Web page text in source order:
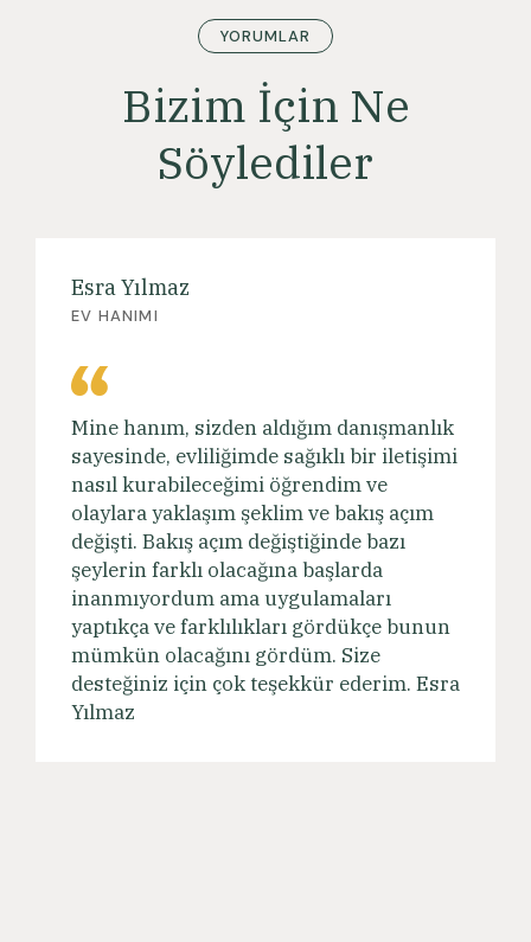
YORUMLAR
Bizim İçin Ne
Söylediler
Esra Yılmaz
EV HANIMI
Mine hanım, sizden aldığım danışmanlık
sayesinde, evliliğimde sağıklı bir iletişimi
nasıl kurabileceğimi öğrendim ve
olaylara yaklaşım şeklim ve bakış açım
değişti. Bakış açım değiştiğinde bazı
şeylerin farklı olacağına başlarda
inanmıyordum ama uygulamaları
yaptıkça ve farklılıkları gördükçe bunun
mümkün olacağını gördüm. Size
desteğiniz için çok teşekkür ederim. Esra
Yılmaz